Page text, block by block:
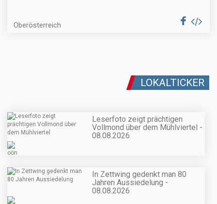
Oberösterreich
LOKALTICKER
Leserfoto zeigt prächtigen
Vollmond über dem Mühlviertel -
08.08.2026
In Zettwing gedenkt man 80
Jahren Aussiedelung -
08.08.2026